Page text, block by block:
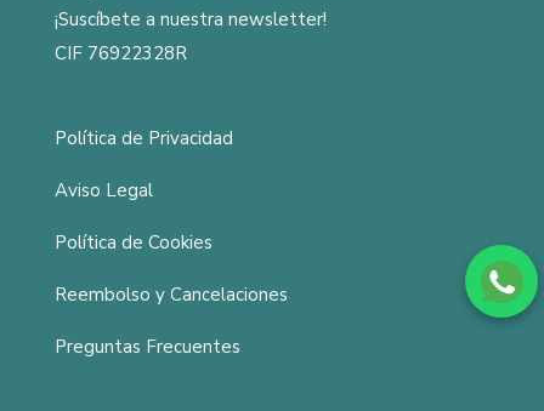
¡Suscíbete a nuestra newsletter!
CIF 76922328R
Política de Privacidad
Aviso Legal
Política de Cookies
Reembolso y Cancelaciones
Preguntas Frecuentes